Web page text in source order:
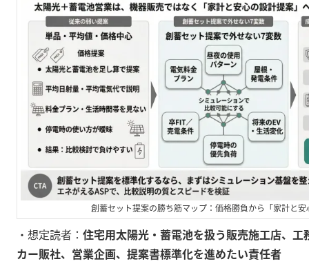
創蓄セット提案の勝ち筋マップ：価格勝負から「家計と
・想定読者： 住宅用太陽光・蓄電池を扱う販売施工店、工
カー販社、営業企画、提案書標準化を進めたい責任者